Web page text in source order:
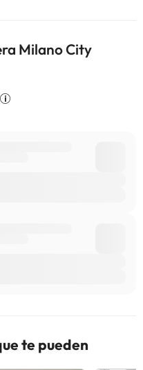
Milano City
te pueden